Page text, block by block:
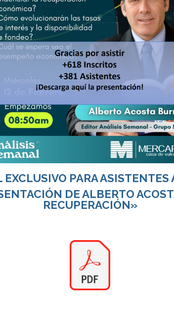
EXCLUSIVO PARA ASISTENTES
DE ALBERTO
RECUPERACIÓN»